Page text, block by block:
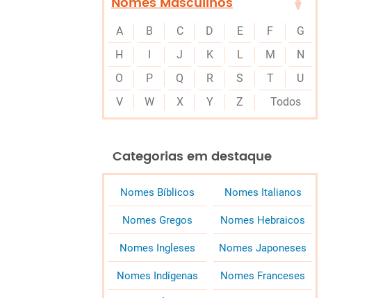
A B C D E F
G
H
I J K L M
N
O
P Q R S T
U
V
W X Y Z Todos
Categorias em destaque
Nomes Bíblicos Nomes Italianos
Nomes Gregos Nomes Hebraicos
Nomes Ingleses Nomes Japoneses
Nomes Indígenas Nomes Franceses